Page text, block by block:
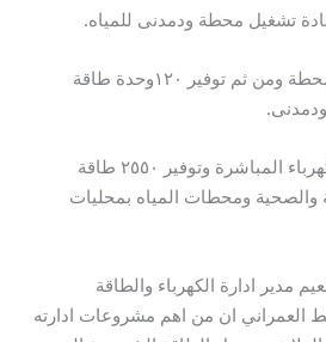
تشغيل محطة ودمدنى للمياه.
حيث تم توفير الكوابل للمحطة ومن ثم توفير ١٢٠وحدة طاقة
وادخال عدد من الابار بالكهرباء المباشرة وتوفير ٢٥٥٠ طاقة
ومحطات المياه بمحليات
مدير ادارة الكهرباء والطاقة
العمراني ان من اهم مشروعات ادارته